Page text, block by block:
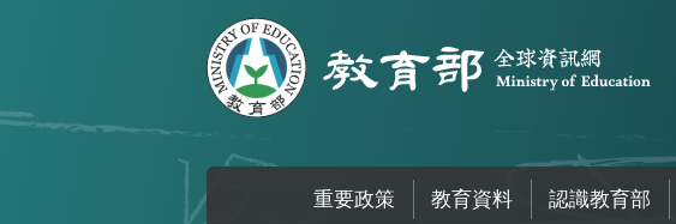
重要政策 教育資料 認識教育部